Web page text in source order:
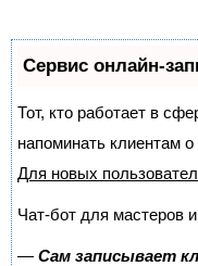
Сервис онлайн-
Тот, кто работает в
напоминать клиентам
Для новых
Чат-бот для мастеров
— Сам записывает